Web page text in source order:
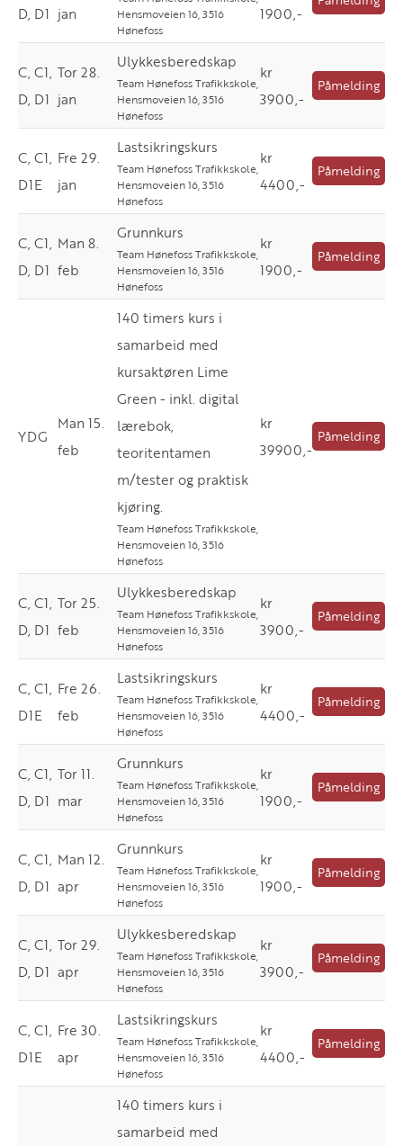
D, D1 jan
Hensmoveien 16, 3516
Hønefoss
1900,-
C, C1,
D, D1
Tor 28.
jan
Ulykkesberedskap
Team Hønefoss Trafikkskole,
Hensmoveien 16, 3516
Hønefoss
kr
3900,-
Påmelding
C, C1,
D1E
Fre 29.
jan
Lastsikringskurs
Team Hønefoss Trafikkskole,
Hensmoveien 16, 3516
Hønefoss
kr
4400,-
Påmelding
C, C1,
D, D1
Man 8.
feb
Grunnkurs
Team Hønefoss Trafikkskole,
Hensmoveien 16, 3516
Hønefoss
kr
1900,-
Påmelding
YDG
Man 15.
feb
140 timers kurs i
samarbeid med
kursaktøren Lime
Green - inkl. digital
lærebok,
teoritentamen
m/tester og praktisk
kjøring.
Team Hønefoss Trafikkskole,
Hensmoveien 16, 3516
Hønefoss
kr
39900,-
Påmelding
C, C1,
D, D1
Tor 25.
feb
Ulykkesberedskap
Team Hønefoss Trafikkskole,
Hensmoveien 16, 3516
Hønefoss
kr
3900,-
Påmelding
C, C1,
D1E
Fre 26.
feb
Lastsikringskurs
Team Hønefoss Trafikkskole,
Hensmoveien 16, 3516
Hønefoss
kr
4400,-
Påmelding
C, C1,
D, D1
Tor 11.
mar
Grunnkurs
Team Hønefoss Trafikkskole,
Hensmoveien 16, 3516
Hønefoss
kr
1900,-
Påmelding
C, C1,
D, D1
Man 12.
apr
Grunnkurs
Team Hønefoss Trafikkskole,
Hensmoveien 16, 3516
Hønefoss
kr
1900,-
Påmelding
C, C1,
D, D1
Tor 29.
apr
Ulykkesberedskap
Team Hønefoss Trafikkskole,
Hensmoveien 16, 3516
Hønefoss
kr
3900,-
Påmelding
C, C1,
D1E
Fre 30.
apr
Lastsikringskurs
Team Hønefoss Trafikkskole,
Hensmoveien 16, 3516
Hønefoss
kr
4400,-
Påmelding
140 timers kurs i
samarbeid med